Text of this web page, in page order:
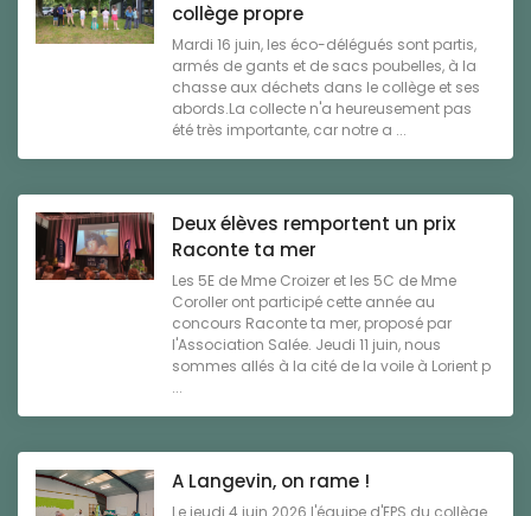
collège propre
Mardi 16 juin, les éco-délégués sont partis,
armés de gants et de sacs poubelles, à la
chasse aux déchets dans le collège et ses
abords.La collecte n'a heureusement pas
été très importante, car notre a ...
Deux élèves remportent un prix
Raconte ta mer
Les 5E de Mme Croizer et les 5C de Mme
Coroller ont participé cette année au
concours Raconte ta mer, proposé par
l'Association Salée. Jeudi 11 juin, nous
sommes allés à la cité de la voile à Lorient p
...
A Langevin, on rame !